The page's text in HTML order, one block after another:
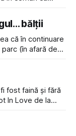
făcut să mă
bălții
că în continuare
(în afară de
prin zonă). Am
fost faină și fără
In Love de la
era cam